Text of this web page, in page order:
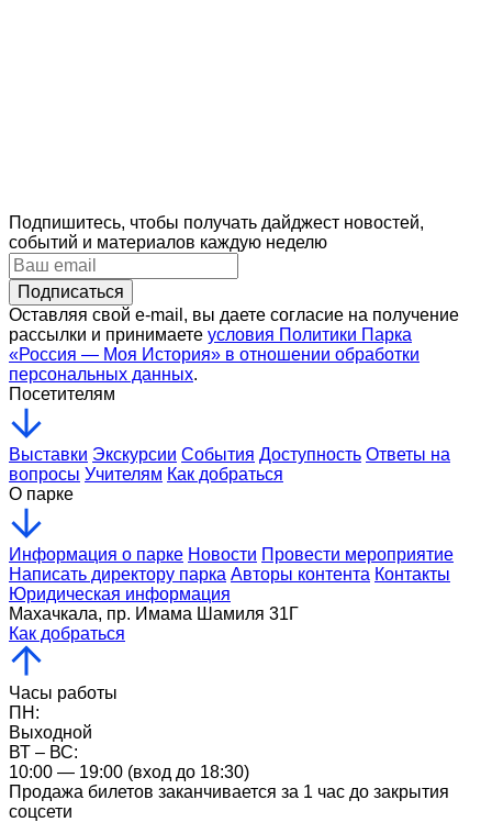
Подпишитесь, чтобы получать дайджест новостей,
событий и материалов каждую неделю
Подписаться
Оставляя свой e-mail, вы даете согласие на получение
рассылки и принимаете условия Политики Парка
«Россия — Моя История» в отношении обработки
персональных данных.
Посетителям
Выставки Экскурсии События Доступность Ответы на
вопросы Учителям Как добраться
О парке
Информация о парке Новости Провести мероприятие
Написать директору парка Авторы контента Контакты
Юридическая информация
Махачкала, пр. Имама Шамиля 31Г
Как добраться
Часы работы
ПН:
Выходной
ВТ – ВС:
10:00 — 19:00 (вход до 18:30)
Продажа билетов заканчивается за 1 час до закрытия
соцсети